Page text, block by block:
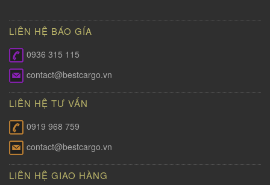
LIÊN HỆ BÁO GÍA
0936 315 115
contact@bestcargo.vn
LIÊN HỆ TƯ VẤN
0919 968 759
contact@bestcargo.vn
LIÊN HỆ GIAO HÀNG